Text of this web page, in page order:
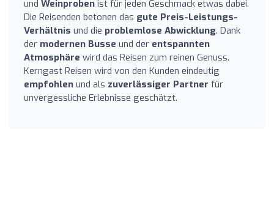
und Weinproben ist für jeden Geschmack etwas dabei.
Die Reisenden betonen das gute Preis-Leistungs-
Verhältnis und die problemlose Abwicklung. Dank
der modernen Busse und der entspannten
Atmosphäre wird das Reisen zum reinen Genuss.
Kerngast Reisen wird von den Kunden eindeutig
empfohlen und als zuverlässiger Partner für
unvergessliche Erlebnisse geschätzt.